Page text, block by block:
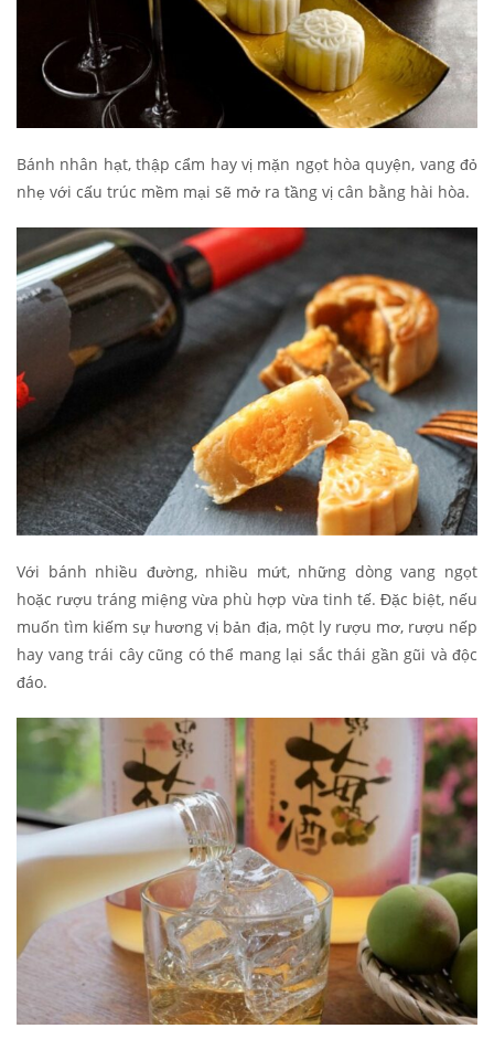
Bánh nhân hạt, thập cẩm hay vị mặn ngọt hòa quyện, vang đỏ
nhẹ với cấu trúc mềm mại sẽ mở ra tầng vị cân bằng hài hòa.
Với bánh nhiều đường, nhiều mứt, những dòng vang ngọt
hoặc rượu tráng miệng vừa phù hợp vừa tinh tế. Đặc biệt, nếu
muốn tìm kiếm sự hương vị bản địa, một ly rượu mơ, rượu nếp
hay vang trái cây cũng có thể mang lại sắc thái gần gũi và độc
đáo.